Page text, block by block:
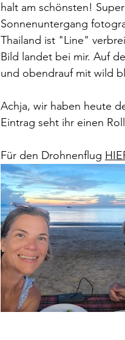
halt am schönsten!
Sonnenuntergang
Thailand ist "Line"
Bild landet bei mir. Auf
und obendrauf mit wild
Achja, wir haben heute
Eintrag seht ihr einen
Für den Drohnenflug